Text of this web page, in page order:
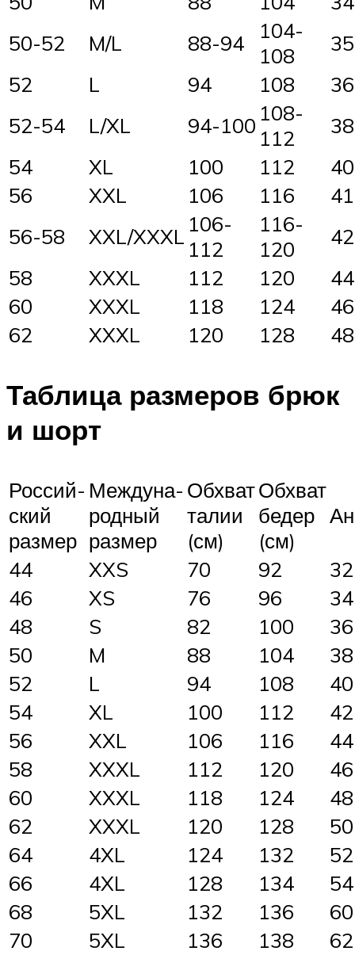
50-52
M/L 88-94
104-
108
35
52
L 94 108
36
52-54
L/XL 94-100 108-
112
38
54
XL 100 112
40
56
XXL 106 116
41
56-58
XXL/XXXL 106-
112
116-
120
42
58
XXXL 112 120
44
60
XXXL 118 124
46
62
XXXL 120 128 48
Таблица размеров брюк
и шорт
Россий-
ский
размер
Междуна-
родный
размер
Обхват
талии
(см)
Обхват
бедер
(см)
44 XXS 70 92
32
46
XS 76 96
34
48
S 82 100
36
50
M 88 104
38
52
L 94 108
40
54
XL 100 112
42
56
XXL 106 116
44
58
XXXL 112 120
46
60
XXXL 118 124
48
62
XXXL 120 128
50
64
4XL 124 132
52
66
4XL 128 134
54
68
5XL 132 136
60
70
5XL 136 138
62